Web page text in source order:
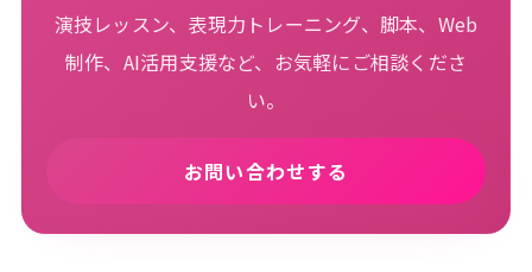
演技レッスン、表現力トレーニング、脚本、Web
制作、AI活用支援など、お気軽にご相談くださ
い。
お問い合わせする